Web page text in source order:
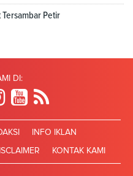
Petir
DI:
INFO IKLAN
KONTAK KAMI